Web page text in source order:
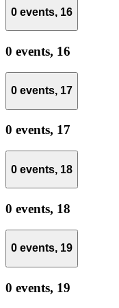
0 events, 16
0 events, 16
0 events, 17
0 events, 17
0 events, 18
0 events, 18
0 events, 19
0 events, 19